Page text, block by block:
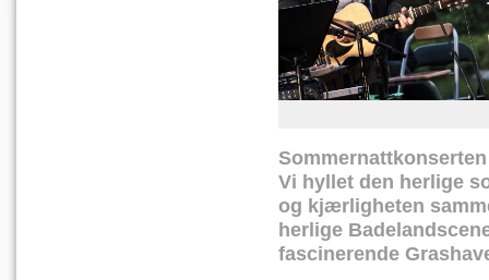
Vi hyllet den herlige
og kjærligheten
herlige
fascinerende